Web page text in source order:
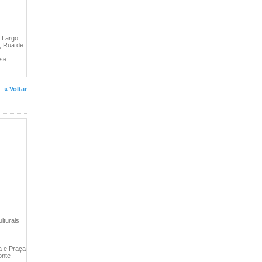
Largo
Rua de
« Voltar
e Praça